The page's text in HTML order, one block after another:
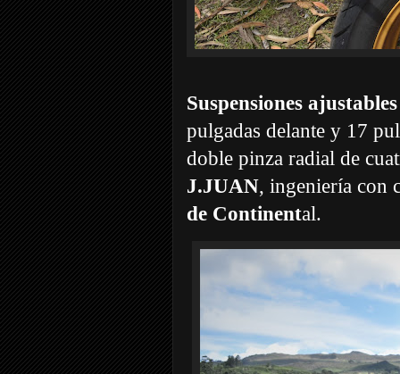
Suspensiones
pulgadas delante y 17
doble pinza radial de
J.JUAN, ingeniería con
de Continental.